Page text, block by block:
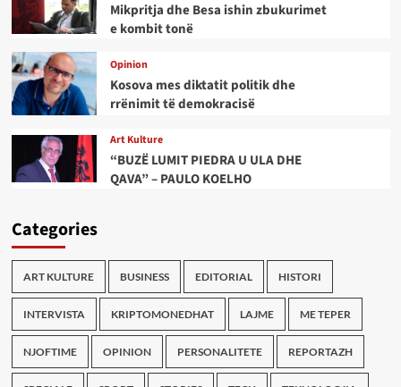
Mikpritja dhe Besa ishin zbukurimet
e kombit tonë
Opinion
Kosova mes diktatit politik dhe
rrënimit të demokracisë
Art Kulture
“BUZË LUMIT PIEDRA U ULA DHE
QAVA” – PAULO KOELHO
Categories
ART KULTURE BUSINESS EDITORIAL HISTORI
INTERVISTA KRIPTOMONEDHAT LAJME ME TEPER
NJOFTIME OPINION PERSONALITETE REPORTAZH